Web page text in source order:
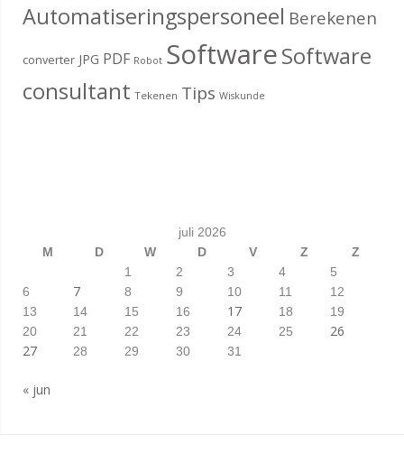
Automatiseringspersoneel Berekenen
converter JPG PDF Robot SoftwareSoftware
consultant Tekenen Tips Wiskunde
juli 2026
M
D W D V Z
Z
1
2 3 4
5
6
7 8 9 10 11
12
13
14 15 16 17 18
19
20
21 22 23 24 25
26
27
28 29 30 31
« jun